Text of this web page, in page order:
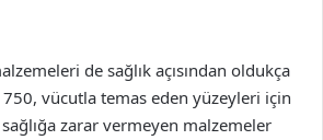
de sağlık açısından oldukça
vücutla temas eden yüzeyleri için
zarar vermeyen malzemeler